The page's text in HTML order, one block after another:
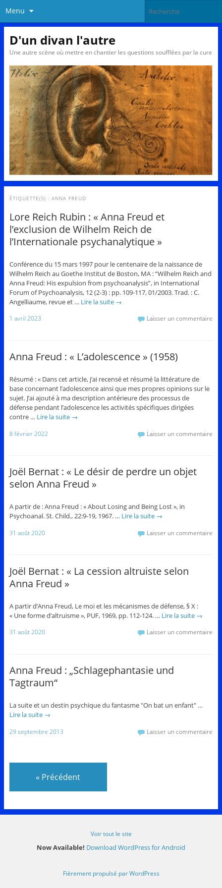
Menu
D'un divan l'autre
Une autre scène où mettre en chantier les questions soufflées par la cure
ÉTIQUETTE(S) : ANNA FREUD
Lore Reich Rubin : « Anna Freud et
l’exclusion de Wilhelm Reich de
l’Internationale psychanalytique »
Conférence du 15 mars 1997 pour le centenaire de la naissance de
Wilhelm Reich au Goethe Institut de Boston, MA : “Wilhelm Reich and
Anna Freud: His expulsion from psychoanalysis”, in International
Forum of Psychoanalysis, 12 (2-3) : pp. 109-117, 01/2003. Trad. : C.
Angelliaume, revue et … Lire la suite →
1 avril 2023 Laisser un commentaire
Anna Freud : « L’adolescence » (1958)
Résumé : « Dans cet article, j’ai recensé et résumé la littérature de
base concernant l’adolescence ainsi que mes propres opinions sur le
sujet. J’ai ajouté à ma description antérieure des processus de
défense pendant l’adolescence les activités spécifiques dirigées
contre … Lire la suite →
8 février 2022 Laisser un commentaire
Joël Bernat : « Le désir de perdre un objet
selon Anna Freud »
A partir de : Anna Freud : « About Losing and Being Lost », in
Psychoanal. St. Child., 22:9-19, 1967. … Lire la suite →
31 août 2020 Laisser un commentaire
Joël Bernat : « La cession altruiste selon
Anna Freud »
A partir d’Anna Freud, Le moi et les mécanismes de défense, § X :
« Une forme d’altruisme », PUF, 1969, pp. 112-124. … Lire la suite →
31 août 2020 Laisser un commentaire
Anna Freud : „Schlagephantasie und
Tagtraum“
La suite et un destin psychique du fantasme "On bat un enfant" …
Lire la suite →
29 septembre 2013 Laisser un commentaire
« Précédent
Voir tout le site
Now Available! Download WordPress for Android
Fièrement propulsé par WordPress